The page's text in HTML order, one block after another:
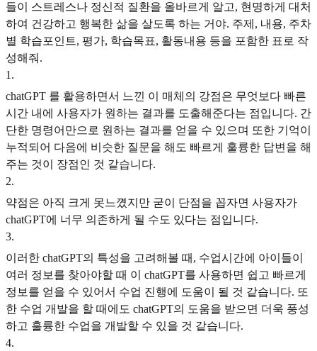
들이 스트레스나 정신적 질환을 올바르게 알고, 현명하게 대처
하여 건강하고 행복한 삶을 살도록 하는 거야. 주제, 내용, 주차
별 학습포인트, 평가, 학습목표, 활동내용 등을 포함한 표로 작
성해줘.
1 .
chatGPT 를 활용하면서 느낀 이 매체의 강점은 무엇보다 빠른
시간 내에 사용자가 원하는 결과를 도출해준다는 점입니다. 간
단한 명령어만으로 원하는 결과를 얻을 수 있으며 또한 기억이
누적되어 다음에 비슷한 질문을 해도 빠르게 훌륭한 답변을 해
주는 것이 장점인 것 같습니다.
2.
약점은 아직 크게 못느꼈지만 굳이 단점을 꼽자면 사용자가
chatGPT에 너무 의존하게 될 수도 있다는 점입니다.
3.
이러한 chatGPT의 특성을 고려해볼 때, 수업시간에 아이들이
여러 정보를 찾아야할 때 이 chatGPT를 사용하면 쉽고 빠르게
정보를 얻을 수 있어서 수업 진행에 도움이 될 것 같습니다. 또
한 수업 개발을 할 때에도 chatGPT의 도움을 받으면 더욱 풍성
하고 훌륭한 수업을 개발할 수 있을 것 같습니다.
4.